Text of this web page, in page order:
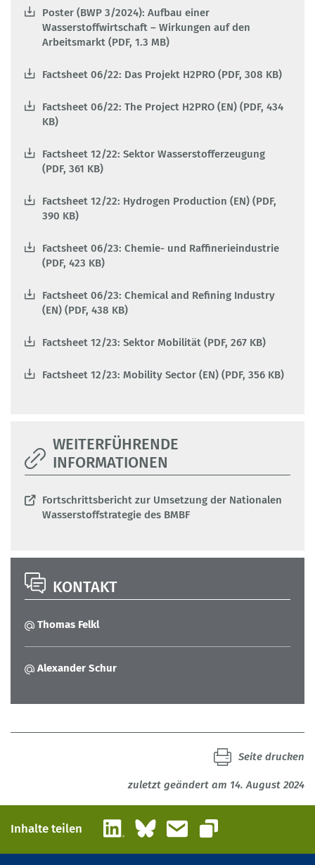
Poster (BWP 3/2024): Aufbau einer
Wasserstoffwirtschaft – Wirkungen auf den
Arbeitsmarkt (PDF, 1.3 MB)
Factsheet 06/22: Das Projekt H2PRO (PDF, 308 KB)
Factsheet 06/22: The Project H2PRO (EN) (PDF, 434
KB)
Factsheet 12/22: Sektor Wasserstofferzeugung
(PDF, 361 KB)
Factsheet 12/22: Hydrogen Production (EN) (PDF,
390 KB)
Factsheet 06/23: Chemie- und Raffinerieindustrie
(PDF, 423 KB)
Factsheet 06/23: Chemical and Refining Industry
(EN) (PDF, 438 KB)
Factsheet 12/23: Sektor Mobilität (PDF, 267 KB)
Factsheet 12/23: Mobility Sector (EN) (PDF, 356 KB)
WEITERFÜHRENDE
INFORMATIONEN
Fortschrittsbericht zur Umsetzung der Nationalen
Wasserstoffstrategie des BMBF
KONTAKT
Thomas Felkl
Alexander Schur
zuletzt geändert am 14. August 2024
Seite drucken
Inhalte teilen LinkedInBlueskyE-Mail
Link kopieren